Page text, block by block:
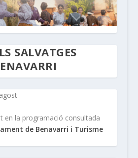
SALVATGES
en la programació consultada
de Benavarri i Turisme